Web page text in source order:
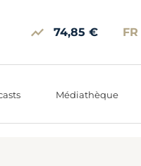
74,85 € FR
Médiathèque